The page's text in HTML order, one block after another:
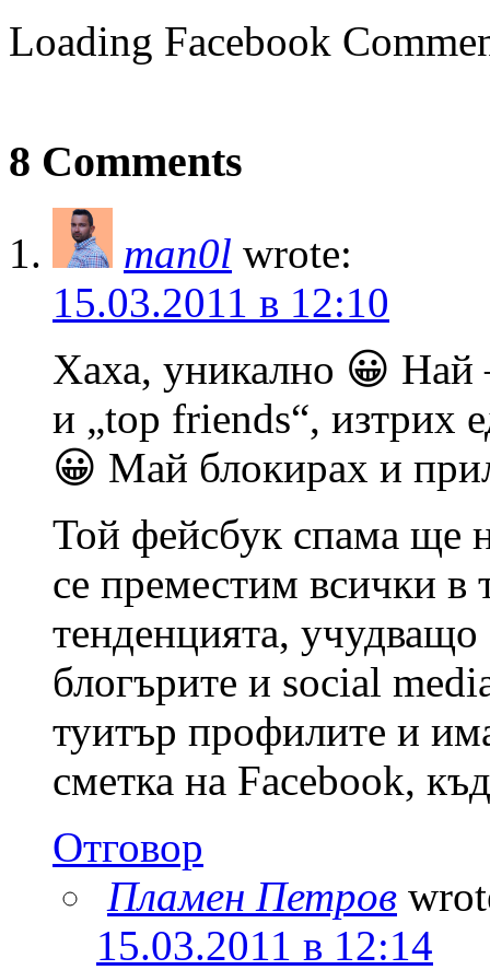
Loading Facebook
8 Comments
man0l wrote:
15.03.2011 в 12:10
Хаха, уникално 😀 Най
и „top friends“, изтрих
😀 Май блокирах и
Той фейсбук спама ще
се преместим всички в
тенденцията,
блогърите и social
туитър профилите и
сметка на Facebook,
Отговор
Пламен Петров
15.03.2011 в 12:14